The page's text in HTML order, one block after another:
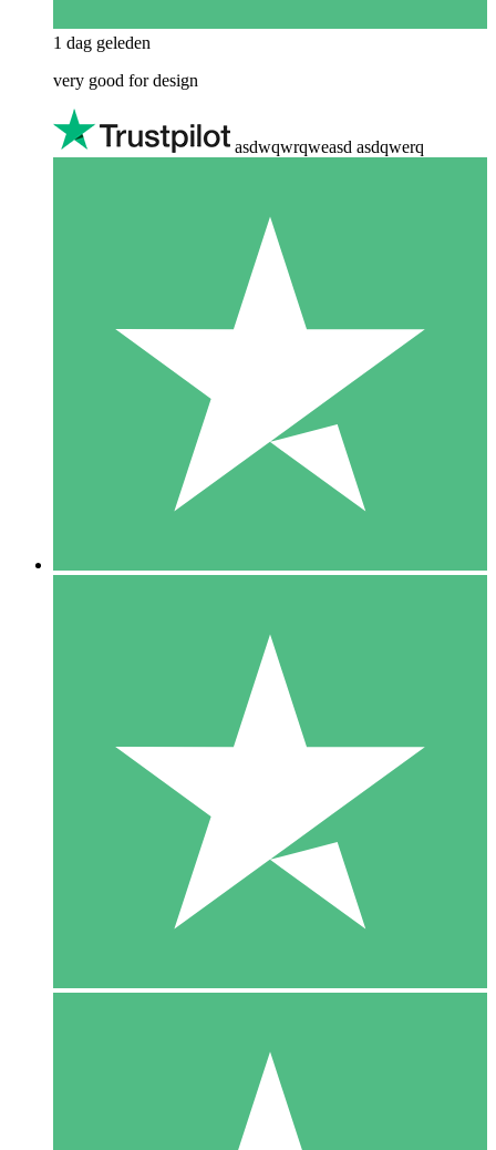
1 dag geleden
very good for design
asdwqwrqweasd asdqwerq